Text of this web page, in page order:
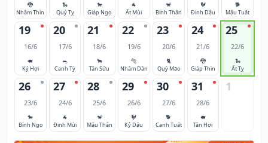
🐉
Nhâm Thìn
🐍
Quý Tỵ
🐎
Giáp Ngọ
🐐
Ất Mùi
🐒
Bính Thân
🐓
Đinh Dậu
🐕
Mậu Tuất
19
16/6
🐖
Kỷ Hợi
20
17/6
🐀
Canh Tý
21
18/6
🐂
Tân Sửu
22
19/6
🐅
Nhâm Dần
23
20/6
🐈
Quý Mão
24
21/6
🐉
Giáp Thìn
25
22/6
🐍
Ất Tỵ
26
23/6
🐎
Bính Ngọ
27
24/6
🐐
Đinh Mùi
28
25/6
🐒
Mậu Thân
29
26/6
🐓
Kỷ Dậu
30
27/6
🐕
Canh Tuất
31
28/6
🐖
Tân Hợi
1